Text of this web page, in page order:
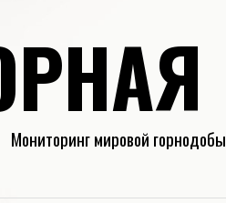
Мониторинг мировой